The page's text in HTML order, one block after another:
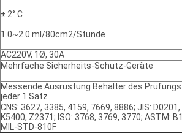
± 2° C
1.0~2.0 ml/80cm2/Stunde
AC220V, 1Ø, 30A
Mehrfache Sicherheits-Schutz-Geräte
Messende Ausrüstung Behälter des
jeder 1 Satz
CNS: 3627, 3385, 4159, 7669, 8886; JIS:
K5400, Z2371; ISO: 3768, 3769, 3770; ASTM:
MIL-STD-810F